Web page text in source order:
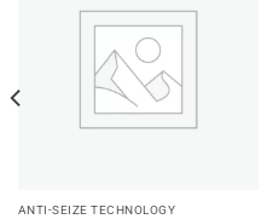
ANTI-SEIZE TECHNOLOGY